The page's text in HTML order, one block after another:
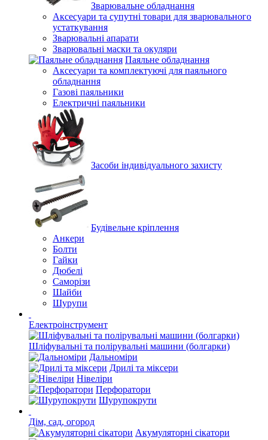
Зварювальне обладнання
Аксесуари та супутні товари для зварювального
устаткування
Зварювальні апарати
Зварювальні маски та окуляри
Паяльне обладнання
Аксесуари та комплектуючі для паяльного
обладнання
Газові паяльники
Електричні паяльники
Засоби індивідуального захисту
Будівельне кріплення
Анкери
Болти
Гайки
Дюбелі
Саморізи
Шайби
Шурупи
Електроінструмент
Шліфувальні та полірувальні машини (болгарки)
Дальноміри
Дрилі та міксери
Нівеліри
Перфоратори
Шурупокрути
Дім, сад, огород
Акумуляторні сікатори